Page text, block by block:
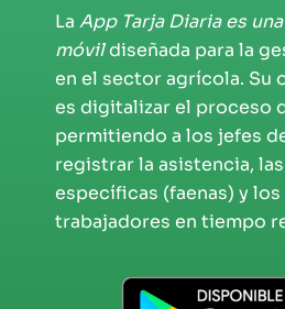
PARTNERS
COMUNIDAD AGRI
EBOOKS Y RECURSOS
PRUÉBALO GRATIS
La App Tarja Diaria es
móvildiseñada para la
en el sector agrícola. Su
es digitalizar el proceso
permitiendo a los jefes
registrar la asistencia,
específicas (faenas) y
trabajadores en tiempo